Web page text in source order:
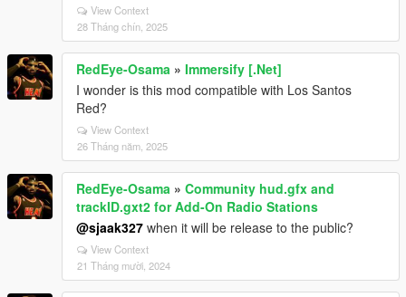
View Context
28 Tháng chín, 2025
RedEye-Osama » Immersify [.Net]
I wonder is this mod compatible with Los Santos
Red?
View Context
26 Tháng năm, 2025
RedEye-Osama » Community hud.gfx and
trackID.gxt2 for Add-On Radio Stations
@sjaak327 when it will be release to the public?
View Context
21 Tháng mười, 2024